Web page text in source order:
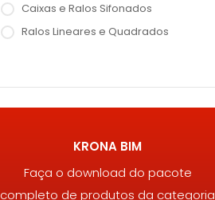
Caixas e Ralos Sifonados
Ralos Lineares e Quadrados
KRONA BIM
Faça o download do pacote
completo de produtos da categoria